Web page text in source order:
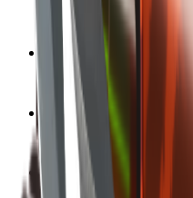
Коллекция
The Wildfire Collection
Дата выпуска
16 марта 2017 г.
Команда
Обе команды
Версия модели